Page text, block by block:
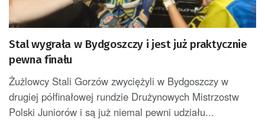
Stal wygrała w Bydgoszczy i jest już praktycznie
pewna finału
Żużlowcy Stali Gorzów zwyciężyli w Bydgoszczy w
drugiej półfinałowej rundzie Drużynowych Mistrzostw
Polski Juniorów i są już niemal pewni udziału...